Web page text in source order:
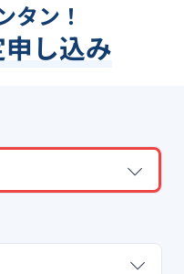
タン！
申し込み